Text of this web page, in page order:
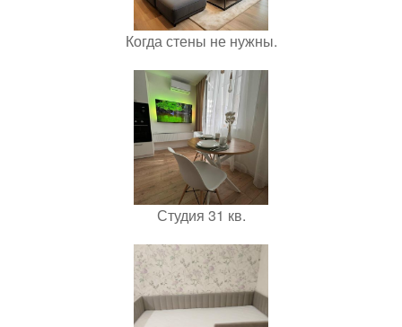
Когда стены не нужны.
Студия 31 кв.